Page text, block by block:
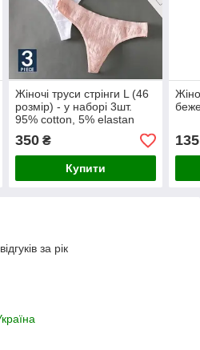
Жіночі труси стрінги L (46
розмір) - у наборі 3шт.
95% cotton, 5% elastan
350₴
Купити
135
за рік